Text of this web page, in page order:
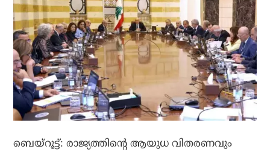
ബെയ്‌റൂട്ട്: രാജ്യത്തിന്റെ ആയുധ വിതരണവും